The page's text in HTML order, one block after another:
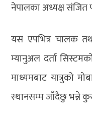
नेपालका अध्यक्ष संजित
यस एपभित्र चालक
म्यानुअल दर्ता
माध्यमबाट यात्रुको
स्थानसम्म जाँदैछु भन्ने